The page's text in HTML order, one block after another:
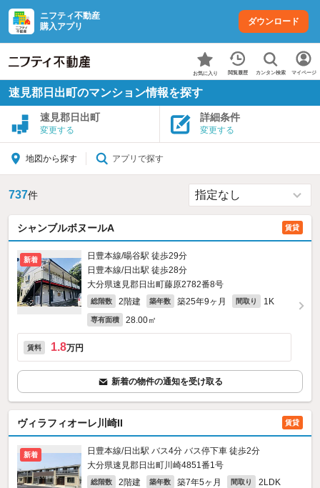
ニフティ不動産
購入アプリ
ダウンロード
お気に入り 閲覧履歴 カンタン検索 マイページ
速見郡日出町のマンション情報を探す
速見郡日出町
変更する
詳細条件
変更する
地図から探す アプリで探す
737件
シャンブルボヌールA 賃貸
新着
日豊本線/暘谷駅 徒歩29分
日豊本線/日出駅 徒歩28分
大分県速見郡日出町藤原2782番8号
総階数 2階建 築年数 築25年9ヶ月 間取り 1K
専有面積 28.00㎡
賃料 1.8万円
新着の物件の通知を受け取る
ヴィラフィオーレ川崎II 賃貸
新着
日豊本線/日出駅 バス4分 バス停下車 徒歩2分
大分県速見郡日出町川崎4851番1号
総階数 2階建 築年数 築7年5ヶ月 間取り 2LDK